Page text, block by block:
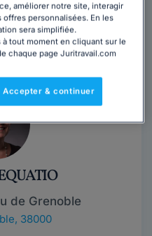
à Sophia-
le domaine de la
Lire la suite
de Grenoble
38000
améliorer notre site, interagir
personnalisées. En les
sera simplifiée.
à tout moment en cliquant sur le
chaque page Juritravail.com
Accepter & continuer